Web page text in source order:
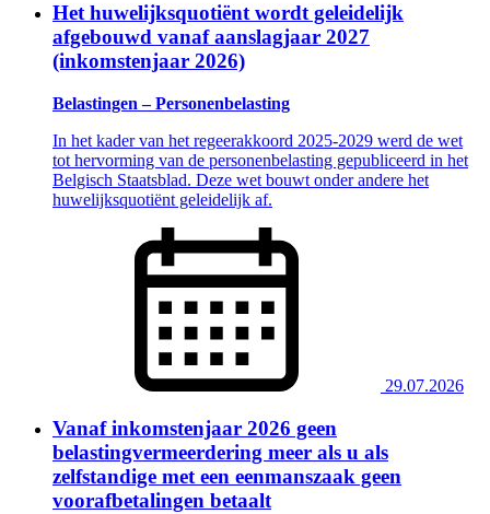
Het huwelijksquotiënt wordt geleidelijk
afgebouwd vanaf aanslagjaar 2027
(inkomstenjaar 2026)
Belastingen – Personenbelasting
In het kader van het regeerakkoord 2025-2029 werd de wet
tot hervorming van de personenbelasting gepubliceerd in het
Belgisch Staatsblad. Deze wet bouwt onder andere het
huwelijksquotiënt geleidelijk af.
29.07.2026
Vanaf inkomstenjaar 2026 geen
belastingvermeerdering meer als u als
zelfstandige met een eenmanszaak geen
voorafbetalingen betaalt